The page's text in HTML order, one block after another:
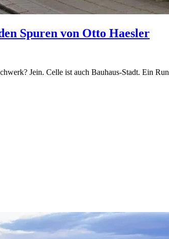
Spuren von Otto Haesler
Jein. Celle ist auch Bauhaus-Stadt. Ein